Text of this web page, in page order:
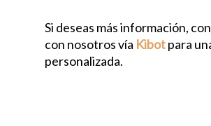
Si deseas más información,
con nosotros vía Kibotpara
personalizada.